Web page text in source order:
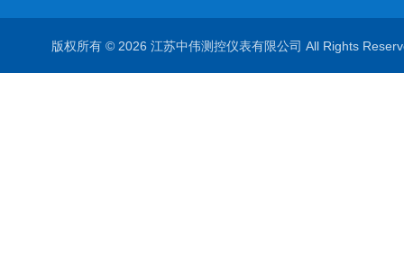
版权所有 © 2026 江苏中伟测控仪表有限公司 All Rights